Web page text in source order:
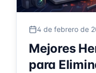
4 de febrero de
Mejores
para